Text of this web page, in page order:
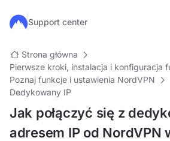
Przejdź do głównej treści
Support center
Strona główna
Pierwsze kroki, instalacja i konfiguracja
Poznaj funkcje i ustawienia NordVPN
Dedykowany IP
Jak połączyć się z
adresem IP od NordVPN